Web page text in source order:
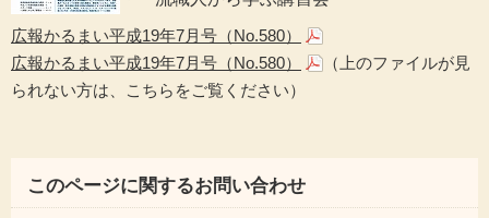
広報かるまい平成19年7月号（No.580）
広報かるまい平成19年7月号（No.580）
（上のファイルが見
られない方は、こちらをご覧ください）
このページに関するお問い合わせ